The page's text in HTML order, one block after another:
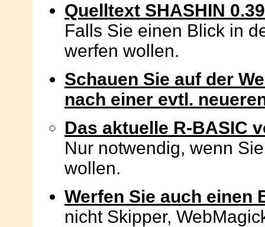
Quelltext SHASHIN
Falls Sie einen Blick in
werfen wollen.
Schauen Sie auf der
nach einer evtl.
Das aktuelle R-BASIC
Nur notwendig, wenn
wollen.
Werfen Sie auch einen
nicht Skipper,